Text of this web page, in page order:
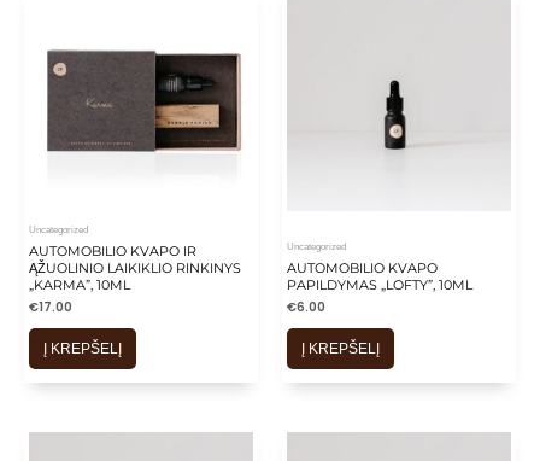
Uncategorized
AUTOMOBILIO KVAPO IR
ĄŽUOLINIO LAIKIKLIO RINKINYS
„KARMA”, 10ML
€17.00
Į KREPŠELĮ
Uncategorized
AUTOMOBILIO KVAPO
PAPILDYMAS „LOFTY”, 10ML
€6.00
Į KREPŠELĮ